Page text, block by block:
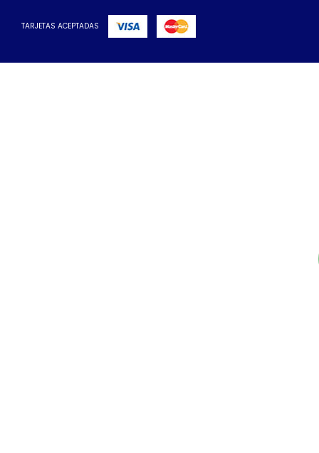
TARJETAS ACEPTADAS